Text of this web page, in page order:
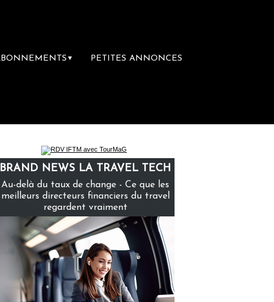
▼ PETITES ANNONCES
Le groupe Sainte-Claire rachète
BRAND NEWS LA TRAVEL TECH
Au-delà du taux de change - Ce que les
meilleurs directeurs financiers du travel
regardent vraiment